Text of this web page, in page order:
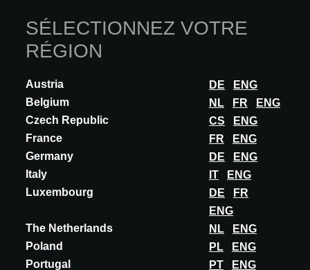
SÉLECTIONNEZ VOTRE
RÉGION
Austria DE
ENG
Belgium
NL FR
ENG
Czech Republic
CS
ENG
France
FR
ENG
Germany
DE
ENG
Italy
IT
ENG
Luxembourg
DE
FR
ENG
The Netherlands
NL
ENG
Poland
PL
ENG
Portugal
PT ENG
INNOVATION
ERCO
COMPAR LINEAR
downlights. The Compar track downlight combines the precision,
efficiency and visual comfort o...
EN SAVOIR PLUS